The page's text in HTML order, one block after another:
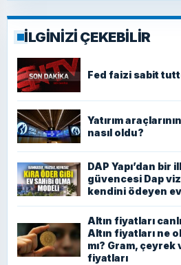
İLGİNİZİ ÇEKEBİLİR
Fed faizi sabit
Yatırım
nasıl oldu?
DAP Yapı’dan bir
güvencesi Dap
kendini ödeyen
Altın fiyatları
Altın fiyatları ne
mı? Gram, çeyrek
fiyatları